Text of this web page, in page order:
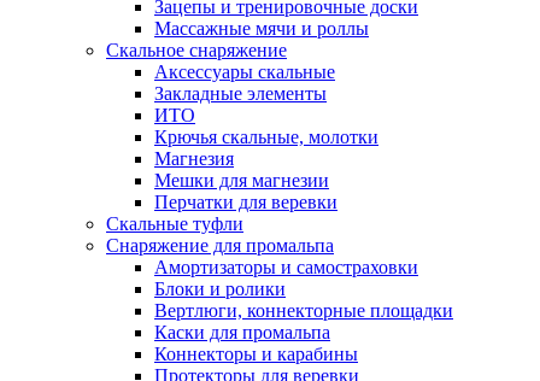
Зацепы и тренировочные доски
Массажные мячи и роллы
Скальное снаряжение
Аксессуары скальные
Закладные элементы
ИТО
Крючья скальные, молотки
Магнезия
Мешки для магнезии
Перчатки для веревки
Скальные туфли
Снаряжение для промальпа
Амортизаторы и самостраховки
Блоки и ролики
Вертлюги, коннекторные площадки
Каски для промальпа
Коннекторы и карабины
Протекторы для веревки